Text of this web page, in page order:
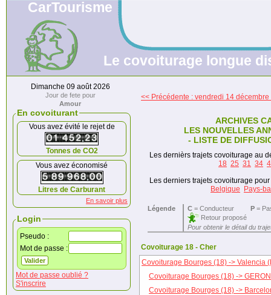
CarTourisme
Le covoiturage longue
Dimanche 09 août 2026
Jour de fete pour
Amour
En covoiturant
Vous avez évité le rejet de
Tonnes de CO2
Vous avez économisé
Litres de Carburant
En savoir plus
Login
Pseudo :
Mot de passe :
Mot de passe oublié ?
S'inscrire
<< Précédente : vendredi 14 décembre
ARCHIVES
LES NOUVELLES
- LISTE DE
Les dernièrs trajets covoiturage au
18 25 31 34
Les derniers trajets covoiturage
Belgique
Pays-
Légende C= Conducteur P=
Retour proposé
Pour obtenir le détail du
Covoiturage 18 - Cher
Covoiturage Bourges (18) -> Valencia
Covoiturage Bourges (18) ->
Covoiturage Bourges (18) ->